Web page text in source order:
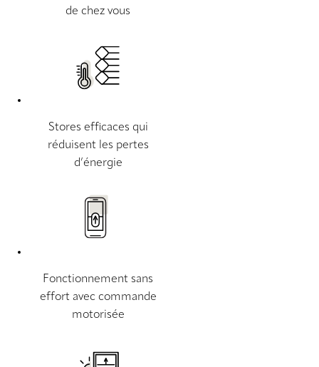
de chez vous
Stores efficaces qui
réduisent les pertes
d’énergie
Fonctionnement sans
effort avec commande
motorisée